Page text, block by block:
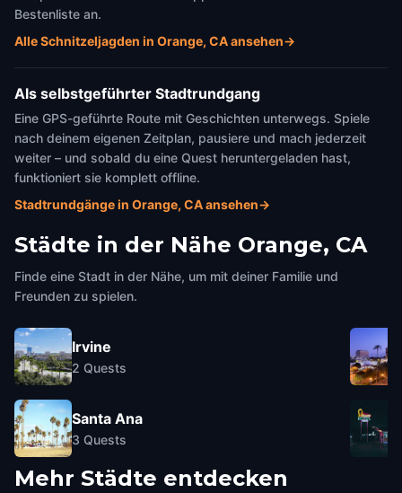
Bestenliste an.
Alle Schnitzeljagden in Orange, CA ansehen→
Als selbstgeführter Stadtrundgang
Eine GPS-geführte Route mit Geschichten unterwegs. Spiele
nach deinem eigenen Zeitplan, pausiere und mach jederzeit
weiter – und sobald du eine Quest heruntergeladen hast,
funktioniert sie komplett offline.
Stadtrundgänge in Orange, CA ansehen→
Städte in der Nähe Orange, CA
Finde eine Stadt in der Nähe, um mit deiner Familie und
Freunden zu spielen.
Irvine
2 Quests
Santa Ana
3 Quests
Mehr Städte entdecken